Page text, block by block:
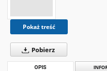
Pokaż treść
Pobierz
OPIS